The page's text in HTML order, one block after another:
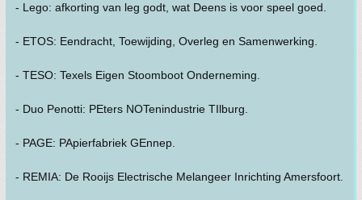
- Lego: afkorting van leg godt, wat Deens is voor speel goed.
- ETOS: Eendracht, Toewijding, Overleg en Samenwerking.
- TESO: Texels Eigen Stoomboot Onderneming.
- Duo Penotti: PEters NOTenindustrie TIlburg.
- PAGE: PApierfabriek GEnnep.
- REMIA: De Rooijs Electrische Melangeer Inrichting Amersfoort.